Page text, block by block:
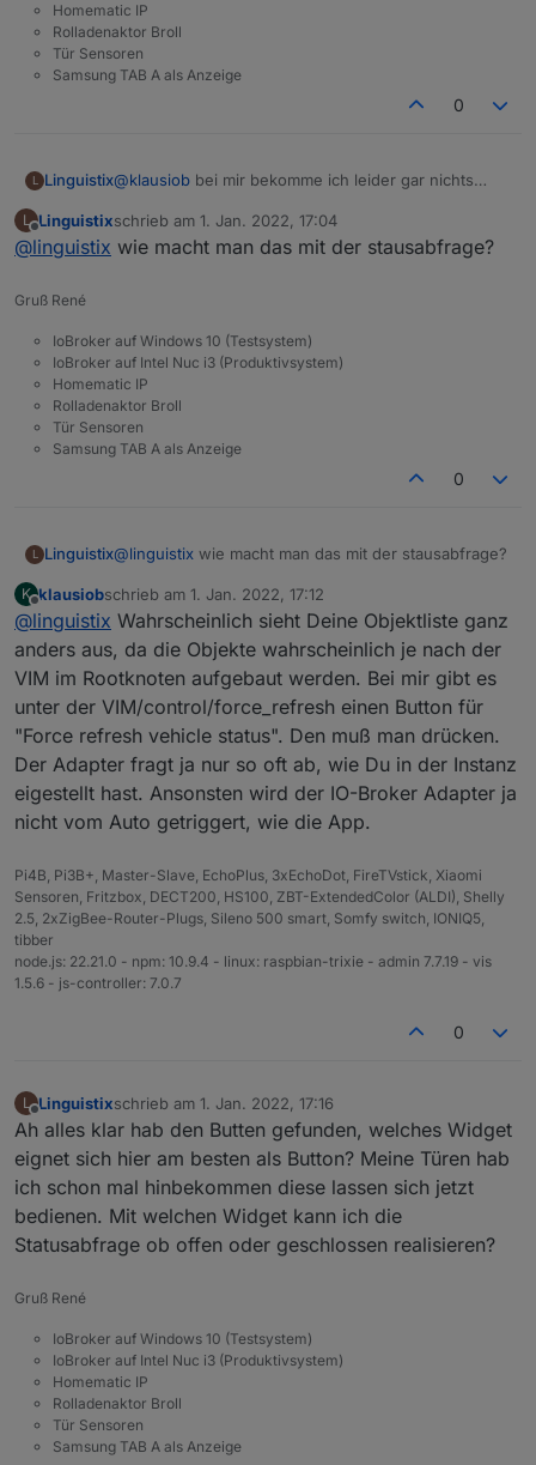
Homematic IP
Rolladenaktor Broll
Tür Sensoren
Samsung TAB A als Anzeige
0
L Linguistix@klausiob bei mir bekomme ich leider gar nichts
Monatlichen KM angezeigt, bei den anderen Statien
auch keine angaben.
L
Offline
Linguistixschrieb am 1. Jan. 2022, 17:04
zuletzt editiert von
@linguistix wie macht man das mit der stausabfrage?
Gruß René
IoBroker auf Windows 10 (Testsystem)
IoBroker auf Intel Nuc i3 (Produktivsystem)
Homematic IP
Rolladenaktor Broll
Tür Sensoren
Samsung TAB A als Anzeige
0
L Linguistix@linguistix wie macht man das mit der stausabfrage?
K
Offline
klausiobschrieb am 1. Jan. 2022, 17:12
zuletzt editiert von
@linguistix Wahrscheinlich sieht Deine Objektliste ganz
anders aus, da die Objekte wahrscheinlich je nach der
VIM im Rootknoten aufgebaut werden. Bei mir gibt es
unter der VIM/control/force_refresh einen Button für
"Force refresh vehicle status". Den muß man drücken.
Der Adapter fragt ja nur so oft ab, wie Du in der Instanz
eigestellt hast. Ansonsten wird der IO-Broker Adapter ja
nicht vom Auto getriggert, wie die App.
Pi4B, Pi3B+, Master-Slave, EchoPlus, 3xEchoDot, FireTVstick, Xiaomi
Sensoren, Fritzbox, DECT200, HS100, ZBT-ExtendedColor (ALDI), Shelly
2.5, 2xZigBee-Router-Plugs, Sileno 500 smart, Somfy switch, IONIQ5,
tibber
node.js: 22.21.0 - npm: 10.9.4 - linux: raspbian-trixie - admin 7.7.19 - vis
1.5.6 - js-controller: 7.0.7
0
L
Offline
Linguistixschrieb am 1. Jan. 2022, 17:16
zuletzt editiert von
Ah alles klar hab den Butten gefunden, welches Widget
eignet sich hier am besten als Button? Meine Türen hab
ich schon mal hinbekommen diese lassen sich jetzt
bedienen. Mit welchen Widget kann ich die
Statusabfrage ob offen oder geschlossen realisieren?
Gruß René
IoBroker auf Windows 10 (Testsystem)
IoBroker auf Intel Nuc i3 (Produktivsystem)
Homematic IP
Rolladenaktor Broll
Tür Sensoren
Samsung TAB A als Anzeige